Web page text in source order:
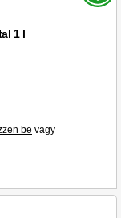
1 l
be vagy